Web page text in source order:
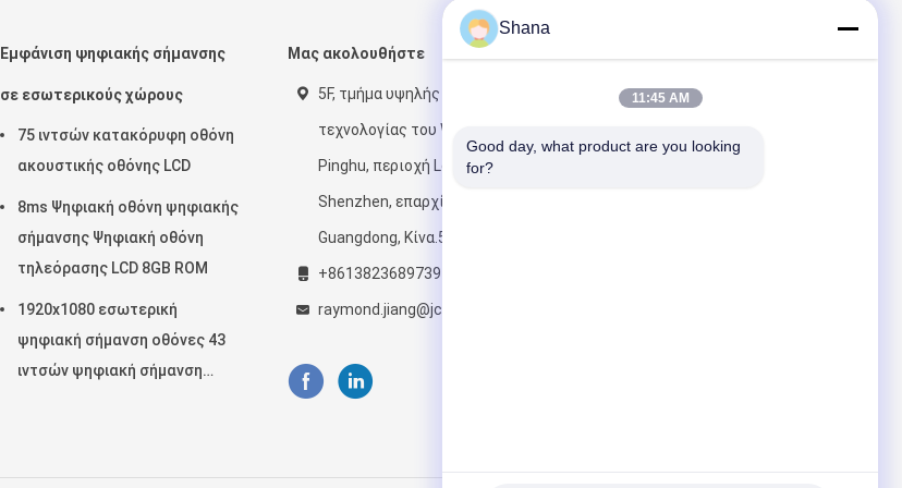
Εμφάνιση ψηφιακής σήμανσης
σε εσωτερικούς χώρους
75 ιντσών κατακόρυφη οθόνη
ακουστικής οθόνης LCD
8ms Ψηφιακή οθόνη ψηφιακής
σήμανσης Ψηφιακή οθόνη
τηλεόρασης LCD 8GB ROM
1920x1080 εσωτερική
ψηφιακή σήμανση οθόνες 43
ιντσών ψηφιακή σήμανση
Μας ακολουθήστε
5F, τμήμα υψηλής
τεχνολογίας του Wepark,
Pinghu, περιοχή Longgang,
Shenzhen, επαρχία
Guangdong, Κίνα.518172
+8613823689739
raymond.jiang@jcvision.co
Shana
11:45 AM
Good day, what product are you looking
for?